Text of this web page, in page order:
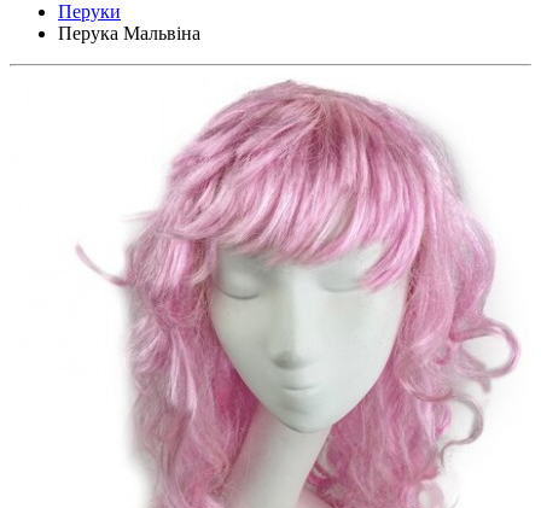
Перуки
Перука Мальвіна